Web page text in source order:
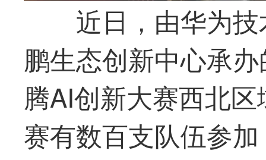
近日，由华为
鹏生态创新中心承
腾AI创新大赛西北
赛有数百支队伍参